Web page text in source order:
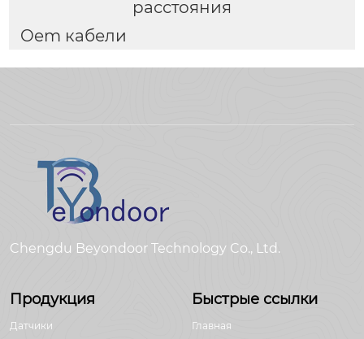
расстояния
Oem кабели
Chengdu Beyondoor Technology Co., Ltd.
Продукция
Датчики
Быстрые ссылки
Главная